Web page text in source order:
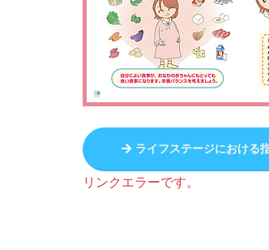
ライフステージにおける
リンクエラーです。